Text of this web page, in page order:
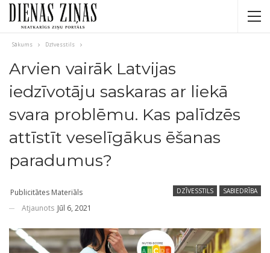
Sākums Dzīvesstils
Arvien vairāk Latvijas
iedzīvotāju saskaras ar liekā
svara problēmu. Kas palīdzēs
attīstīt veselīgākus ēšanas
paradumus?
DZĪVESSTILS SABIEDRĪBA
Publicitātes Materiāls
Atjaunots Jūl 6, 2021